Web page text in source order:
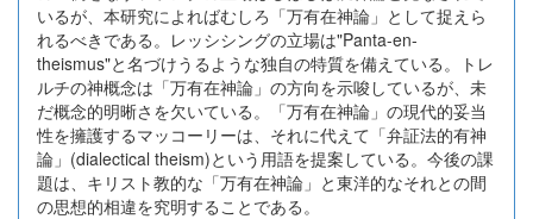
いるが、本研究によればむしろ「万有在神論」として捉えら
れるべきである。レッシシングの立場は"Panta-en-
theismus"と名づけうるような独自の特質を備えている。トレ
ルチの神概念は「万有在神論」の方向を示唆しているが、未
だ概念的明晰さを欠いている。「万有在神論」の現代的妥当
性を擁護するマッコーリーは、それに代えて「弁証法的有神
論」(dialectical theism)という用語を提案している。今後の課
題は、キリスト教的な「万有在神論」と東洋的なそれとの間
の思想的相違を究明することである。